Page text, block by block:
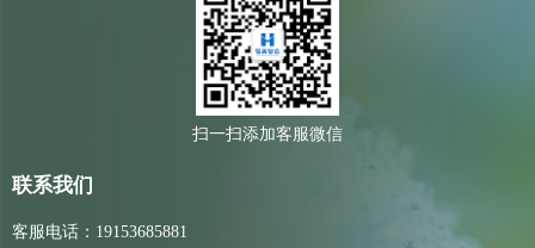
扫一扫添加客服微信
联系我们
客服电话：19153685881